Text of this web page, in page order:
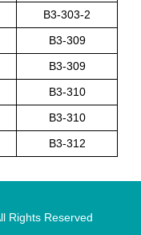
B3-303-2
B3-309
B3-309
B3-310
B3-310
B3-312
Rights Reserved